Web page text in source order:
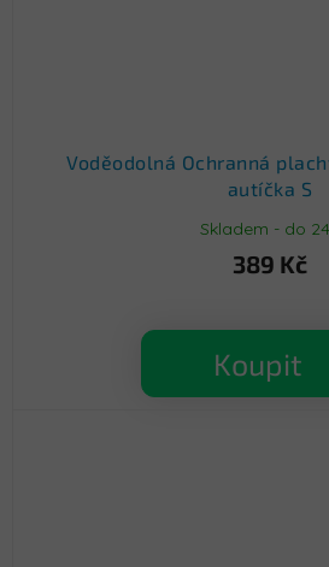
Voděodolná Ochranná
autíčka S
Skladem - do
389 Kč
Koupit